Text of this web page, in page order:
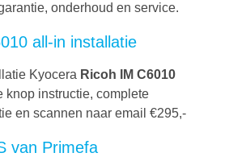
onderhoud en service.
all-in installatie
Kyocera Ricoh IM C6010
knop instructie, complete
en scannen naar email €295,-
van Primefa